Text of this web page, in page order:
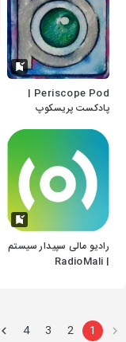
Periscope Pod |
پادکست پریسکوپ
رادیو مالی سپیدار سیستم
| RadioMali
1
2
3
4